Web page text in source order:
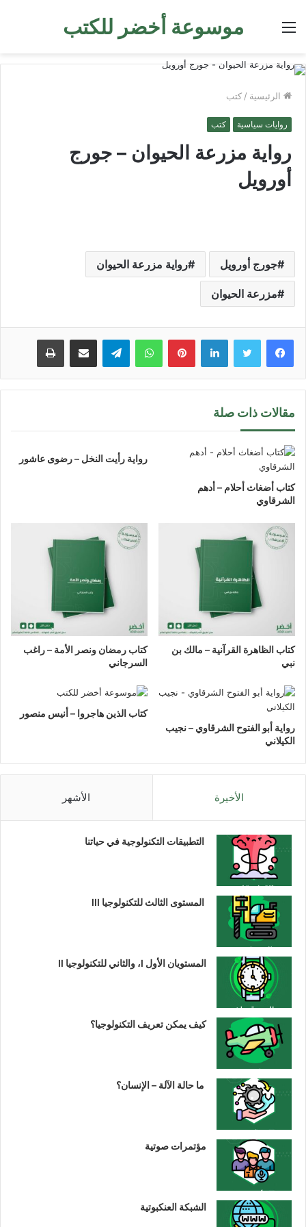
موسوعة أخضر للكتب القائمة
الرئيسية / كتب
روايات سياسية كتب
رواية مزرعة الحيوان – جورج
أورويل
جورج أورويل رواية مزرعة الحيوان
مزرعة الحيوان
لينكدإن بينتيريستواتساب تيلقرام مشاركة عبر البريد طباعة
مقالات ذات صلة
كتاب أضغاث أحلام – أدهم
الشرقاوي
رواية رأيت النخل – رضوى عاشور
كتاب الظاهرة القرآنية – مالك بن
نبي
كتاب رمضان ونصر الأمة – راغب
السرجاني
رواية أبو الفتوح الشرقاوي – نجيب
الكيلاني
كتاب الذين هاجروا – أنيس منصور
الأخيرة الأشهر
التطبيقات التكنولوجية في حياتنا
المستوى الثالث للتكنولوجيا III
المستويان الأول I، والثاني للتكنولوجيا II
كيف يمكن تعريف التكنولوجيا؟
ما حالة الآلة – الإنسان؟
مؤتمرات صوتية
الشبكة العنكبوتية